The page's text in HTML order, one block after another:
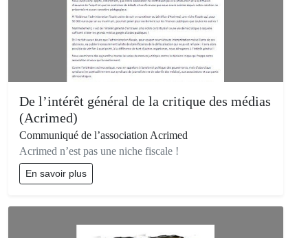
De l’intérêt général de la critique des médias
(Acrimed)
Communiqué de l’association Acrimed
Acrimed n’est pas une niche fiscale !
En savoir plus